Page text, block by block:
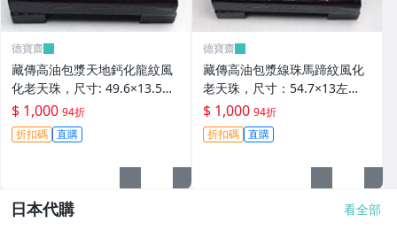
德寶齋
藏傳高油包漿天地鈣化龍紋風
化老天珠，尺寸: 49.6×13.5左
右，材質：瑪瑙， 天珠 瑪瑙
硃砂【德寶齋】406
$ 1,000 94折
折扣碼 直購
德寶齋
藏傳高油包漿線珠馬蹄紋風化
老天珠，尺寸：54.7×13左
右，材質：瑪瑙，玉髓 天珠 瑪
瑙 硃砂【德寶齋】405
$ 1,000 94折
折扣碼 直購
日本代購 看全部